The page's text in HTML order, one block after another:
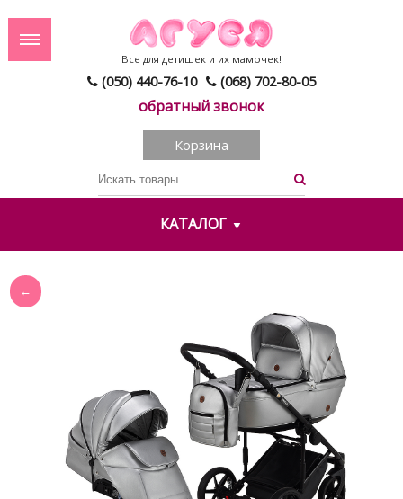
(050) 440-76-10 (068) 702-80-05
обратный звонок
Все для детишек и их мамочек!
Корзина
КАТАЛОГ